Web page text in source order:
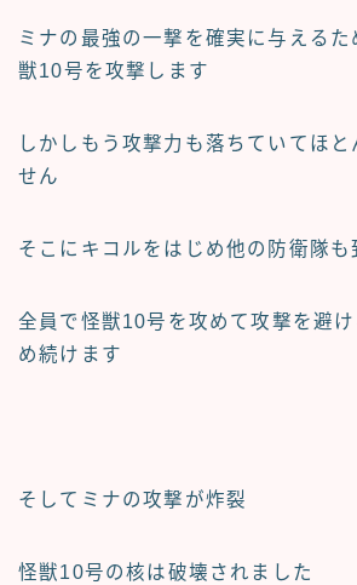
ミナの最強の一撃を確実に与える
獣10号を攻撃します
しかしもう攻撃力も落ちていてほと
せん
そこにキコルをはじめ他の防衛隊も
全員で怪獣10号を攻めて攻撃を避
め続けます
そしてミナの攻撃が炸裂
怪獣10号の核は破壊されました